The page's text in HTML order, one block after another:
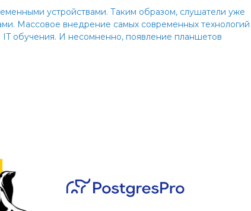
устройствами. Таким образом, слушатели уже
Массовое внедрение самых современных технологий
обучения. И несомненно, появление планшетов